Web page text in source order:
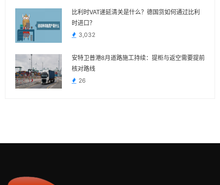
比利时VAT递延清关是什么？德国货如何通过比利
时进口？
3,032
安特卫普港8月道路施工持续：提柜与返空需要提前
核对路线
26